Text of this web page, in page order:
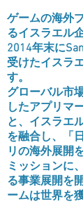
ゲームの海外
るイスラエル企
2014年末に
受けたイスラ
す。
グローバル市
したアプリマ
と、イスラエ
を融合し、
「
リの海外展開
ミッションに
る事業展開を
ームは世界を